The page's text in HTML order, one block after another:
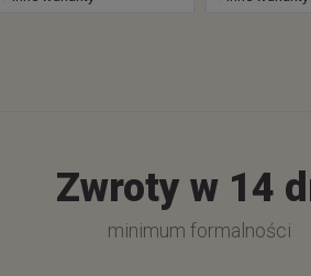
Zwroty w 14
minimum formalności